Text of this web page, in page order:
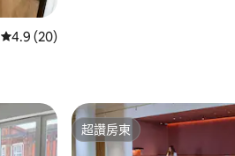
從 20 則評價中獲得 4.9 的平均評分（滿
4.9 (20)
超讚房東
超讚房東